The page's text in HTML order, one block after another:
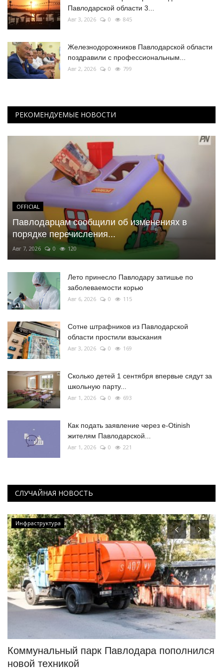
Павлодарской области 3...
Авг 3, 2026 0 845
Железнодорожников Павлодарской области
поздравили с профессиональным...
Авг 2, 2026 0 799
РЕКОМЕНДУЕМЫЕ НОВОСТИ
OFFICIAL
Павлодарцам сообщили об изменениях в
порядке перечисления...
Авг 7, 2026 0 120
Лето принесло Павлодару затишье по
заболеваемости корью
Авг 6, 2026 0 115
Сотне штрафников из Павлодарской
области простили взыскания
Авг 3, 2026 0 169
Сколько детей 1 сентября впервые сядут за
школьную парту...
Авг 1, 2026 0 693
Как подать заявление через e-Otinish
жителям Павлодарской...
Авг 1, 2026 0 221
СЛУЧАЙНАЯ НОВОСТЬ
Инфраструктура
Коммунальный парк Павлодара пополнился
новой техникой